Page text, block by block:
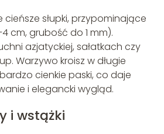
słupki, przypominające
cm, grubość do 1 mm).
azjatyckiej, sałatkach czy
Warzywo kroisz w długie
cienkie paski, co daje
i elegancki wygląd.
i wstążki